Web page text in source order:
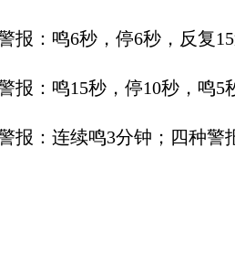
：鸣6秒，停6秒，反复15
：鸣15秒，停10秒，鸣5
：连续鸣3分钟；四种警报